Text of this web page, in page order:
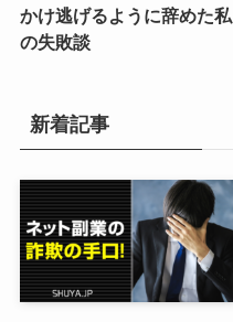
かけ逃げるように辞めた私
の失敗談
新着記事